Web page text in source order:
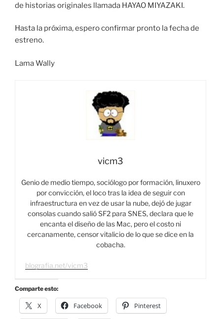
de historias originales llamada HAYAO MIYAZAKI.
Hasta la próxima, espero confirmar pronto la fecha de
estreno.
Lama Wally
vicm3
Genio de medio tiempo, sociólogo por formación, linuxero
por convicción, el loco tras la idea de seguir con
infraestructura en vez de usar la nube, dejó de jugar
consolas cuando salió SF2 para SNES, declara que le
encanta el diseño de las Mac, pero el costo ni
cercanamente, censor vitalicio de lo que se dice en la
cobacha.
blografia.net/vicm3
Comparte esto:
X Facebook Pinterest